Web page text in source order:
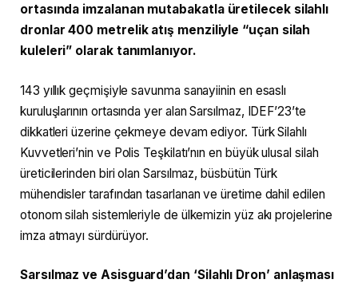
ortasında imzalanan mutabakatla üretilecek silahlı
dronlar 400 metrelik atış menziliyle “uçan silah
kuleleri” olarak tanımlanıyor.
143 yıllık geçmişiyle savunma sanayiinin en esaslı
kuruluşlarının ortasında yer alan Sarsılmaz, IDEF’23’te
dikkatleri üzerine çekmeye devam ediyor. Türk Silahlı
Kuvvetleri’nin ve Polis Teşkilatı’nın en büyük ulusal silah
üreticilerinden biri olan Sarsılmaz, büsbütün Türk
mühendisler tarafından tasarlanan ve üretime dahil edilen
otonom silah sistemleriyle de ülkemizin yüz akı projelerine
imza atmayı sürdürüyor.
Sarsılmaz ve Asisguard’dan ‘Silahlı Dron’ anlaşması